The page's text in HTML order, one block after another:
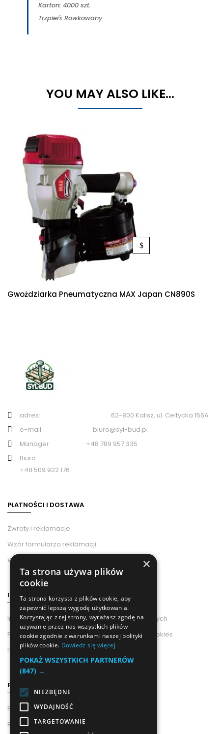
Karton: 4000 szt.
Trzpień: Rowkowany
YOU MAY ALSO LIKE…
Gwożdziarka Pneumatyczna MAX Japan CN890S
adres: 62-800 Kalisz, ul. Celtycka 156A
e-mail: biuro@syl-bud.pl
Manager: +48 789 957 335
Biuro:
+48 509 922 176
PŁATNOŚCI I DOSTAWA
Zwroty i reklamacje
Wzór formularza reklamacji
Wzór odstąpienia od umowy
INFORMACJE
Informacje od Administratora Danych Osobowych
Polityka Prywatności i Wykorzystania Plików Cookies
Polityka prywatności
POMOC
Pouczenie o Prawie Odstąpienia Od Umowy
Regulamin newslettera
×
Ta strona używa plików
cookie
Ta strona korzysta z plików cookie, aby
zapewnić lepszą wygodę użytkowania.
Korzystając z tej strony, wyrażasz zgodę na
używanie przez nas wszystkich plików
cookie zgodnie z warunkami naszej polityki
plików cookie. Dowiedz się więcej
POKAŻ WSZYSTKICH PARTNERÓW
(847) →
NIEZBĘDNE
WYDAJNOŚĆ
TARGETOWANIE